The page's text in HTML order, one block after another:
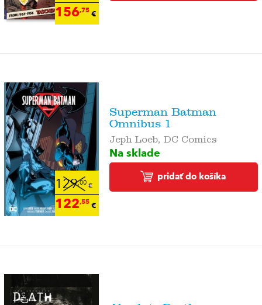
156,75 €
129,00 €
122,55 €
Superman Batman
Omnibus 1
Jeph Loeb, DC Comics
Na sklade
pridať do košíka